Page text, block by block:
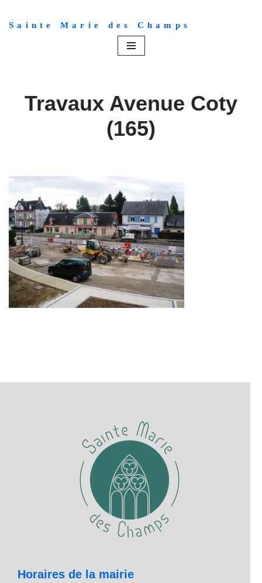
Aller
Sainte Marie des Champs
Travaux Avenue Coty
(165)
Horaires de la mairie